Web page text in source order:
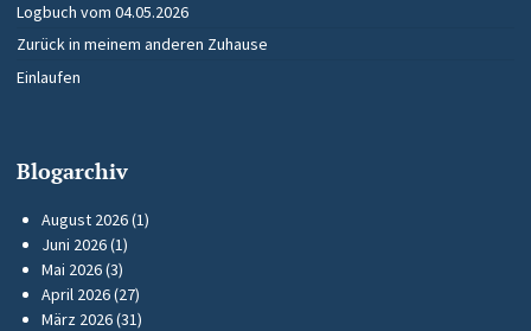
Logbuch vom 04.05.2026
Zurück in meinem anderen Zuhause
Einlaufen
Blogarchiv
August 2026(1)
Juni 2026(1)
Mai 2026(3)
April 2026(27)
März 2026(31)